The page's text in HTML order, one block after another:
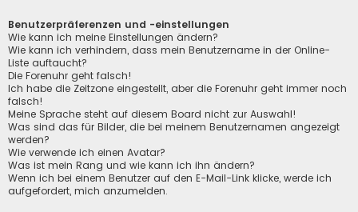
Benutzerpräferenzen und -einstellungen
Wie kann ich meine Einstellungen ändern?
Wie kann ich verhindern, dass mein Benutzername in der Online-
Liste auftaucht?
Die Forenuhr geht falsch!
Ich habe die Zeitzone eingestellt, aber die Forenuhr geht immer noch
falsch!
Meine Sprache steht auf diesem Board nicht zur Auswahl!
Was sind das für Bilder, die bei meinem Benutzernamen angezeigt
werden?
Wie verwende ich einen Avatar?
Was ist mein Rang und wie kann ich ihn ändern?
Wenn ich bei einem Benutzer auf den E-Mail-Link klicke, werde ich
aufgefordert, mich anzumelden.